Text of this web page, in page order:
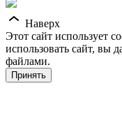
Наверх
Этот сайт использует
использовать сайт, вы
файлами.
Принять